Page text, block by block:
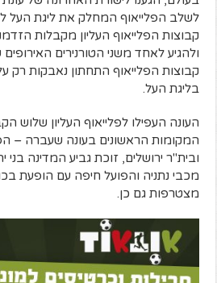
לשלב הפלייאוף המחלק את ליגת העל
קבוצות הפלייאוף העליון מקבלות
קבוצות הפלייאוף התחתון נאבקות רק
בליגת העל.
העונה העפילו לפלייאוף העליון שלוש
המקומות הראשונים בעונה שעברה –
ובית"ר ירושלים, זוכת גביע המדינה
מכבי נתניה והפועל חיפה עם הופעת
מצטרפות גם כן.